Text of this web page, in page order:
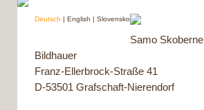
Deutsch | English | Slovensko
Samo Skoberne
Bildhauer
Franz-Ellerbrock-Straße 41
D-53501 Grafschaft-Nierendorf